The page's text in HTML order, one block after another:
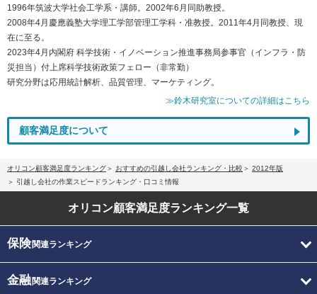
1996年筑波大学社会工学系・講師。2002年6月同助教授。
2008年4月慶應義塾大学理工学部管理工学科・准教授。2011年4月同教授、現
在に至る。
2023年4月内閣府 科学技術・イノベーション推進事務局参事官（インフラ・防
災担当）付上席科学技術政策フェロー（非常勤）
研究分野は応用統計解析、品質管理、マーケティング。
≫鈴木研究室についての詳細はこちら
顧客満足度について
オリコン顧客満足度ランキング おすすめの引越し会社ランキング・比較
2012年版
引越し会社の作業スピードランキング・口コミ情報
オリコン顧客満足度ランキング一覧
保険関連ランキング
金融関連ランキング